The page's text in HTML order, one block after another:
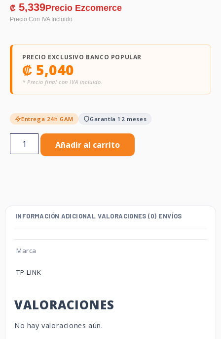
₡ 5,339
PRECIO EXCLUSIVO BANCO POPULAR
₡ 5,040
* Precio final con IVA incluido.
Entrega 24h GAM Garantía 12 meses
Añadir al carrito
INFORMACIÓN ADICIONAL VALORACIONES (0) ENVÍOS
Marca
TP-LINK
VALORACIONES
No hay valoraciones aún.